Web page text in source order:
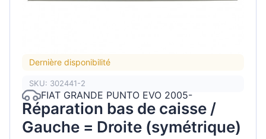
Dernière disponibilité
SKU: 302441-2
FIAT GRANDE PUNTO EVO 2005-
Réparation bas de caisse /
Gauche = Droite (symétrique)